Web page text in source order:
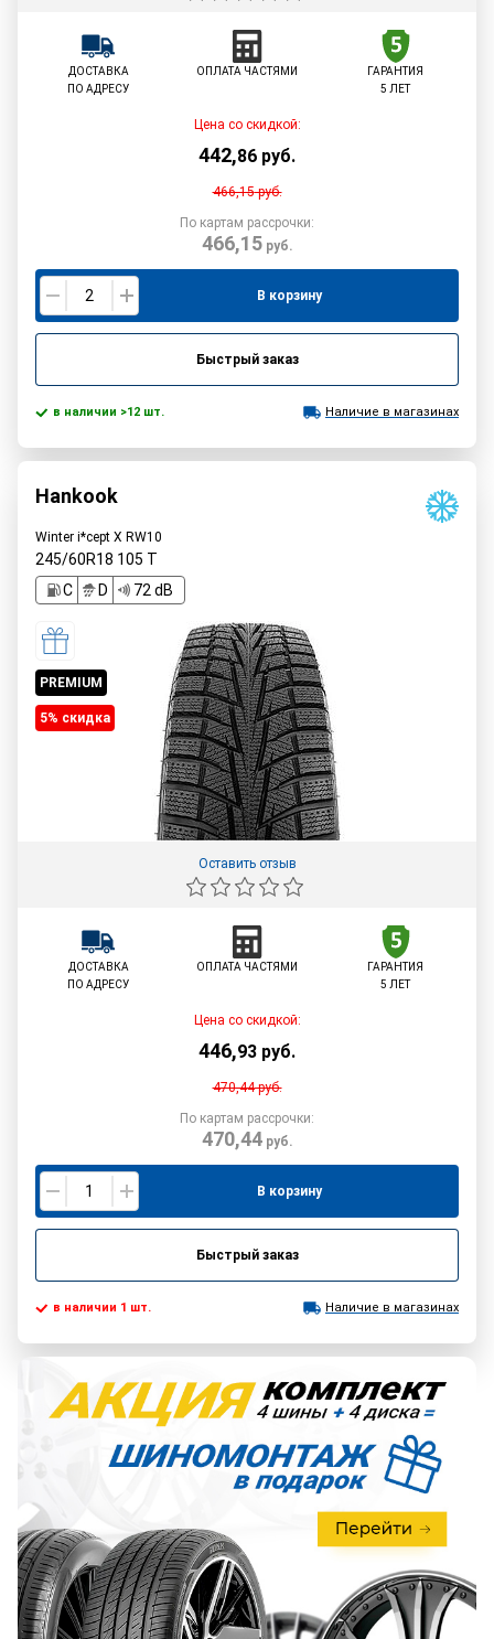
ДОСТАВКА
ПО АДРЕСУ
ОПЛАТА ЧАСТЯМИ
ГАРАНТИЯ
5 ЛЕТ
Цена со скидкой:
442,86 руб.
466,15руб.
По картам рассрочки:
466,15руб.
В корзину
Быстрый заказ
в наличии >12 шт. Наличие в магазинах
Hankook
Winter i*cept X RW10
245/60R18 105 T
C
D 72 dB
PREMIUM
5% cкидка
Оставить отзыв
ДОСТАВКА
ПО АДРЕСУ
ОПЛАТА ЧАСТЯМИ
ГАРАНТИЯ
5 ЛЕТ
Цена со скидкой:
446,93 руб.
470,44руб.
По картам рассрочки:
470,44руб.
В корзину
Быстрый заказ
в наличии 1 шт. Наличие в магазинах